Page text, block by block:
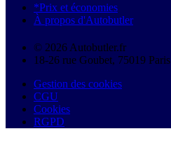
*Prix et économies
À propos d'Autobutler
© 2026 Autobutler.fr
18-26 rue Goubet, 75019 Paris
Gestion des cookies
CGU
Cookies
RGPD